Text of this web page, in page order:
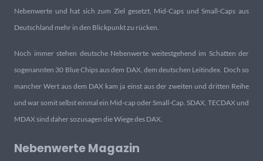
Nebenwerte und hat sich zum Ziel gesetzt, Mid-Caps und Small-Caps aus
Deutschland mehr in den Blickpunkt zu rücken.
Noch immer stehen deutsche Nebenwerte weitestgehend im Schatten der
sogenannten 30 Blue Chips aus dem DAX, dem deutschen Leitindex. Doch so
mancher Wert aus dem DAX kam ja einst aus der zweiten und dritten Reihe
und war somit selbst einmal ein Mid-cap oder Small-Cap. SDAX, TECDAX und
MDAX sind daher sozusagen die Wiege des DAX.
Nebenwerte Magazin